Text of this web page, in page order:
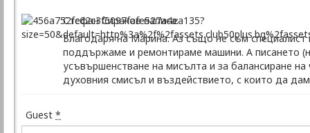
Стефан Сираков написа:
Благодаря на Марина. Аз също не съм
поддържаме и ремонтираме машини. А писането
усъвършенстване на мисълта и за балансиране
духовния смисъл и въздействието, с които да
Guest *